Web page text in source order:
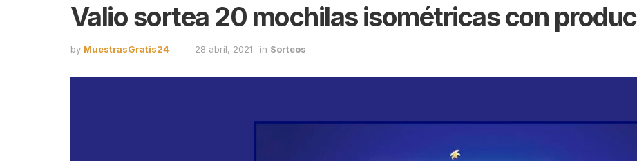
Valio sortea 20 mochilas isométricas con
by MuestrasGratis24 28 abril, 2021 in Sorteos